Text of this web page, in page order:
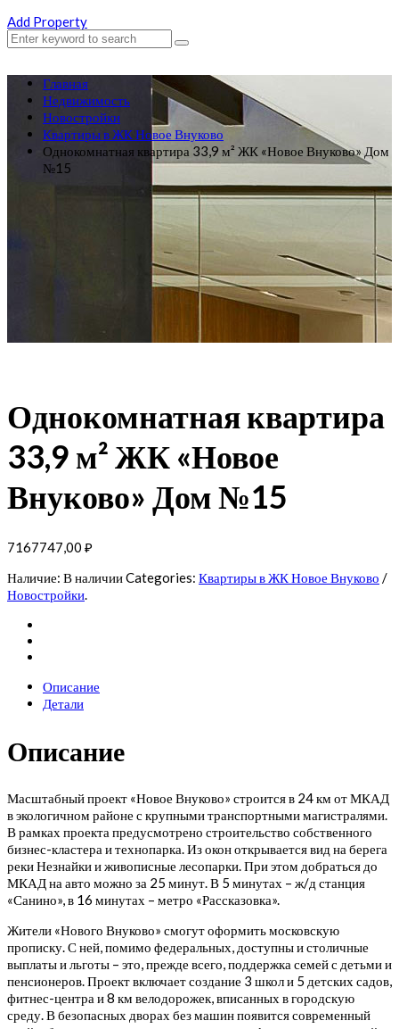
Add Property
Главная
Недвижимость
Новостройки
Квартиры в ЖК Новое Внуково
Однокомнатная квартира 33,9 м² ЖК «Новое Внуково» Дом
№15
Однокомнатная квартира
33,9 м² ЖК «Новое
Внуково» Дом №15
7167747,00 ₽
Наличие: В наличииCategories: Квартиры в ЖК Новое Внуково /
Новостройки.
Описание
Детали
Описание
Масштабный проект «Новое Внуково» строится в 24 км от МКАД
в экологичном районе с крупными транспортными магистралями.
В рамках проекта предусмотрено строительство собственного
бизнес-кластера и технопарка. Из окон открывается вид на берега
реки Незнайки и живописные лесопарки. При этом добраться до
МКАД на авто можно за 25 минут. В 5 минутах – ж/д станция
«Санино», в 16 минутах – метро «Рассказовка».
Жители «Нового Внуково» смогут оформить московскую
прописку. С ней, помимо федеральных, доступны и столичные
выплаты и льготы – это, прежде всего, поддержка семей с детьми и
пенсионеров. Проект включает создание 3 школ и 5 детских садов,
фитнес-центра и 8 км велодорожек, вписанных в городскую
среду. В безопасных дворах без машин появится современный